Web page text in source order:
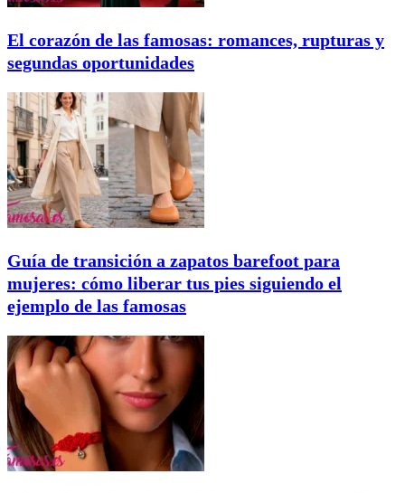
El corazón de las famosas: romances, rupturas y
segundas oportunidades
Guía de transición a zapatos barefoot para
mujeres: cómo liberar tus pies siguiendo el
ejemplo de las famosas